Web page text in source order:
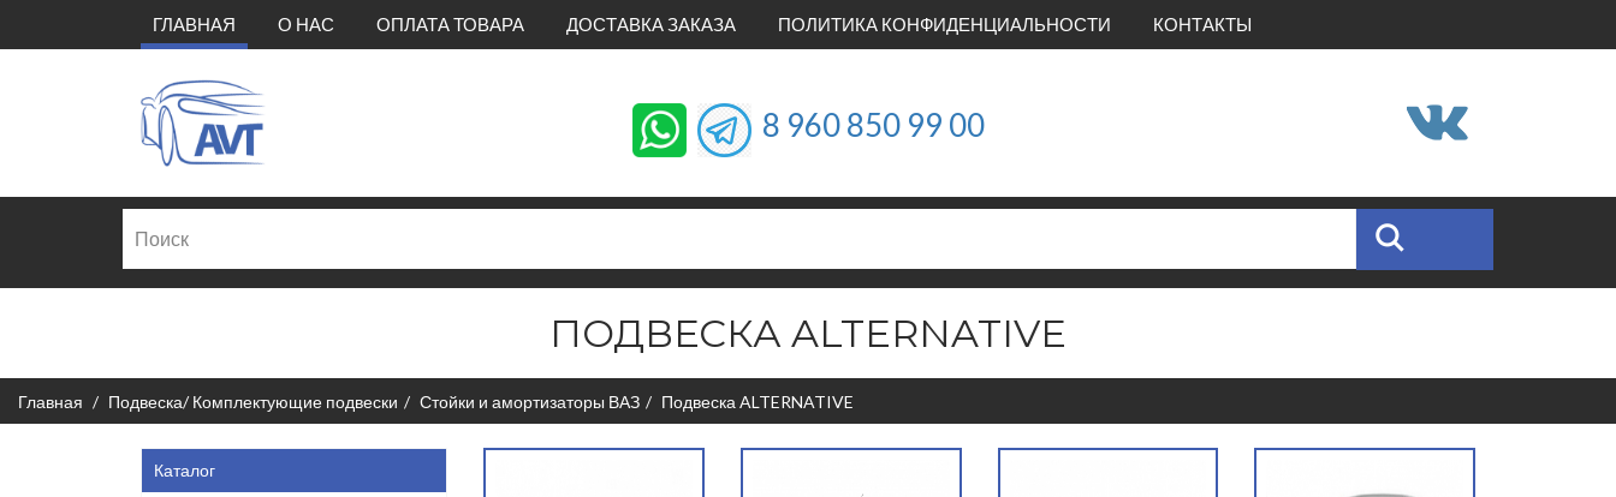
ГЛАВНАЯ (CURRENT)
О НАС ОПЛАТА ТОВАРА ДОСТАВКА ЗАКАЗА ПОЛИТИКА КОНФИДЕНЦИАЛЬНОСТИ КОНТАКТЫ
8 960 850 99 00
ПОДВЕСКА ALTERNATIVE
Главная Подвеска/ Комплектующие подвески Стойки и амортизаторы ВАЗ Подвеска ALTERNATIVE
Каталог